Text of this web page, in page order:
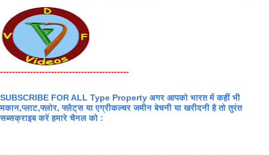
-------------------------------------------
SUBSCRIBE FOR ALL Type Property अगर आपको भारत में कहीं भी
मकान,प्लाट,फ्लोर, फ्लैट्स या एग्रीकल्चर जमीन बेचनी या खरीदनी है तो तुरंत
सब्सक्राइब करें हमारे चैनल को :